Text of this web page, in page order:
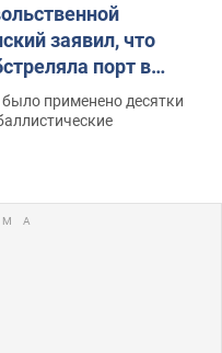
заявил, что
порт в
применено десятки